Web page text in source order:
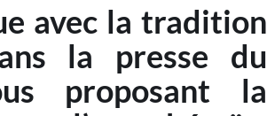
avec la tradition
la presse du
proposant la